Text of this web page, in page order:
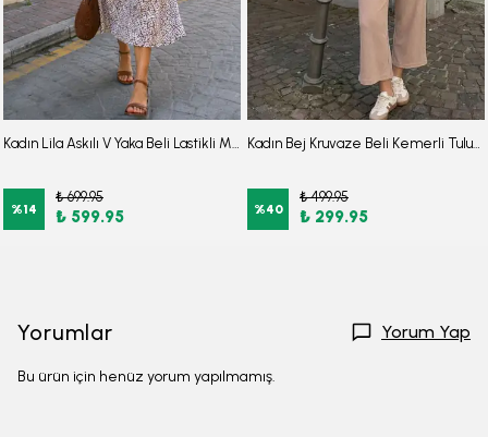
%14
₺ 699.95
₺ 599.95 %40
₺ 499.95
₺ 299.95
Yorumlar Yorum Yap
Bu ürün için henüz yorum yapılmamış.